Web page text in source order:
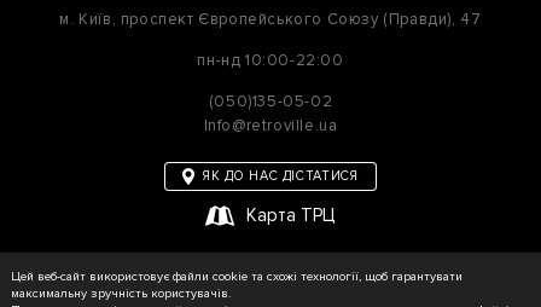
м. Київ, проспект Європейського Союзу (Правди), 47
пн-нд 10:00-22:00
(050)135-05-02
Info@retroville.ua
ЯК ДО НАС ДІСТАТИСЯ
Карта ТРЦ
Цей веб-сайт використовує файли cookie та схожі технології, щоб гарантувати
максимальну зручність користувачів.